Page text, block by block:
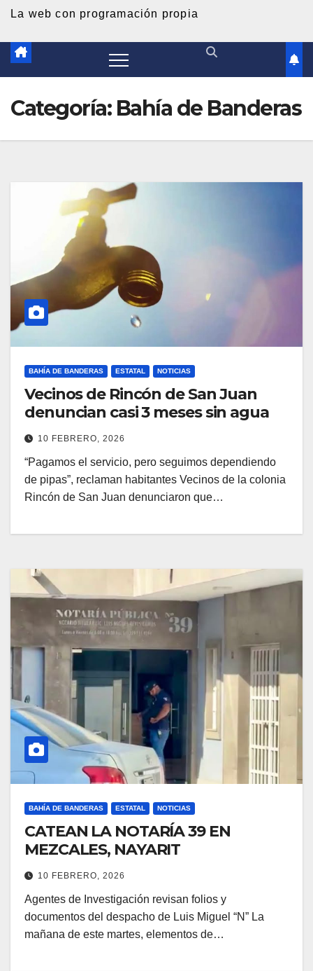
La web con programación propia
Categoría: Bahía de Banderas
BAHÍA DE BANDERAS ESTATAL NOTICIAS
Vecinos de Rincón de San Juan
denuncian casi 3 meses sin agua
10 FEBRERO, 2026
“Pagamos el servicio, pero seguimos dependiendo
de pipas”, reclaman habitantes Vecinos de la colonia
Rincón de San Juan denunciaron que…
BAHÍA DE BANDERAS ESTATAL NOTICIAS
CATEAN LA NOTARÍA 39 EN
MEZCALES, NAYARIT
10 FEBRERO, 2026
Agentes de Investigación revisan folios y
documentos del despacho de Luis Miguel “N” La
mañana de este martes, elementos de…